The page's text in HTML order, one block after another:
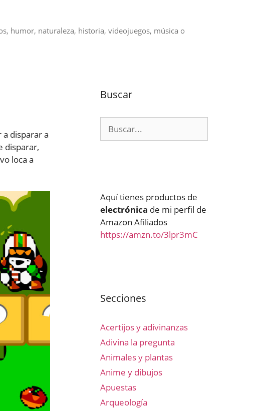
humor, naturaleza, historia, videojuegos, música o
disparar a
disparar,
loca a
Buscar
Aquí tienes productos de
electrónica de mi perfil de
Amazon Afiliados
https://amzn.to/3lpr3mC
Secciones
Acertijos y adivinanzas
Adivina la pregunta
Animales y plantas
Anime y dibujos
Apuestas
Arqueología